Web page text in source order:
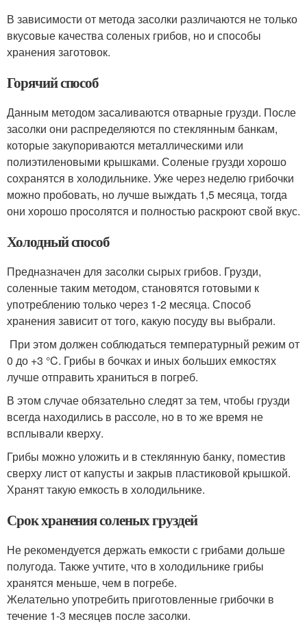
В зависимости от метода засолки различаются не только
вкусовые качества соленых грибов, но и способы
хранения заготовок.
Горячий способ
Данным методом засаливаются отварные грузди. После
засолки они распределяются по стеклянным банкам,
которые закупориваются металлическими или
полиэтиленовыми крышками. Соленые грузди хорошо
сохранятся в холодильнике. Уже через неделю грибочки
можно пробовать, но лучше выждать 1,5 месяца, тогда
они хорошо просолятся и полностью раскроют свой вкус.
Холодный способ
Предназначен для засолки сырых грибов. Грузди,
соленные таким методом, становятся готовыми к
употреблению только через 1-2 месяца. Способ
хранения зависит от того, какую посуду вы выбрали.
При этом должен соблюдаться температурный режим от
0 до +3 °C. Грибы в бочках и иных больших емкостях
лучше отправить храниться в погреб.
В этом случае обязательно следят за тем, чтобы грузди
всегда находились в рассоле, но в то же время не
всплывали кверху.
Грибы можно уложить и в стеклянную банку, поместив
сверху лист от капусты и закрыв пластиковой крышкой.
Хранят такую емкость в холодильнике.
Срок хранения соленых груздей
Не рекомендуется держать емкости с грибами дольше
полугода. Также учтите, что в холодильнике грибы
хранятся меньше, чем в погребе.
Желательно употребить приготовленные грибочки в
течение 1-3 месяцев после засолки.